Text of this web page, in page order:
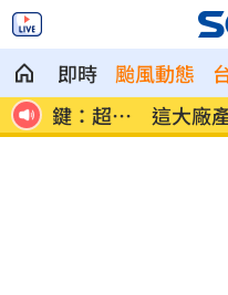
即時 颱風動態
孝
這大廠產能利用率
220元